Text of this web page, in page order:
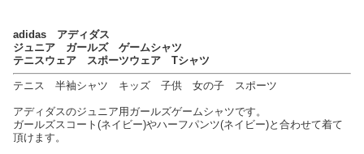
adidas アディダス
ジュニア ガールズ ゲームシャツ
テニスウェア スポーツウェア Tシャツ
テニス 半袖シャツ キッズ 子供 女の子 スポーツ
アディダスのジュニア用ガールズゲームシャツです。
ガールズスコート(ネイビー)やハーフパンツ(ネイビー)と合わせて着て
頂けます。